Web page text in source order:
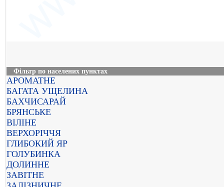
Фільтр по населених пунктах
АРОМАТНЕ
БАГАТА УЩЕЛИНА
БАХЧИСАРАЙ
БРЯНСЬКЕ
ВІЛІНЕ
ВЕРХОРІЧЧЯ
ГЛИБОКИЙ ЯР
ГОЛУБИНКА
ДОЛИННЕ
ЗАВІТНЕ